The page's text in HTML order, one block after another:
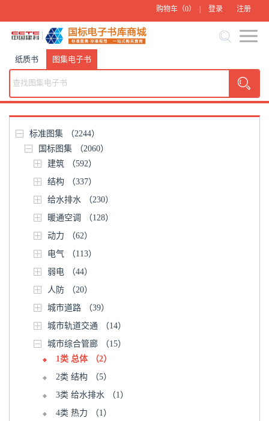
购物车（0） | 登录 注册
纸质书 图集电子书
标准图集
（2244）
国标图集
（2060）
建筑
（592）
结构
（337）
给水排水
（230）
暖通空调
（128）
动力
（62）
电气
（113）
弱电
（44）
人防
（20）
城市道路
（39）
城市轨道交通
（14）
城市综合管廊
（15）
1类 总体
（2）
2类 结构
（5）
3类 给水排水
（1）
4类 热力
（1）